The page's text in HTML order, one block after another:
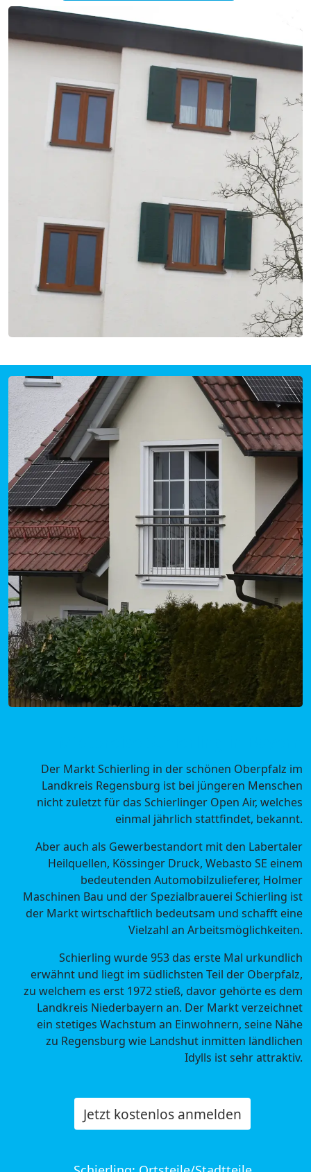
Der Markt Schierling in der schönen Oberpfalz im
Landkreis Regensburg ist bei jüngeren Menschen
nicht zuletzt für das Schierlinger Open Air, welches
einmal jährlich stattfindet, bekannt.
Aber auch als Gewerbestandort mit den Labertaler
Heilquellen, Kössinger Druck, Webasto SE einem
bedeutenden Automobilzulieferer, Holmer
Maschinen Bau und der Spezialbrauerei Schierling ist
der Markt wirtschaftlich bedeutsam und schafft eine
Vielzahl an Arbeitsmöglichkeiten.
Schierling wurde 953 das erste Mal urkundlich
erwähnt und liegt im südlichsten Teil der Oberpfalz,
zu welchem es erst 1972 stieß, davor gehörte es dem
Landkreis Niederbayern an. Der Markt verzeichnet
ein stetiges Wachstum an Einwohnern, seine Nähe
zu Regensburg wie Landshut inmitten ländlichen
Idylls ist sehr attraktiv.
Jetzt kostenlos anmelden